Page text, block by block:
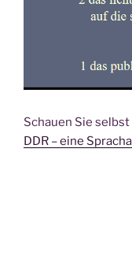
Schauen Sie
DDR – eine